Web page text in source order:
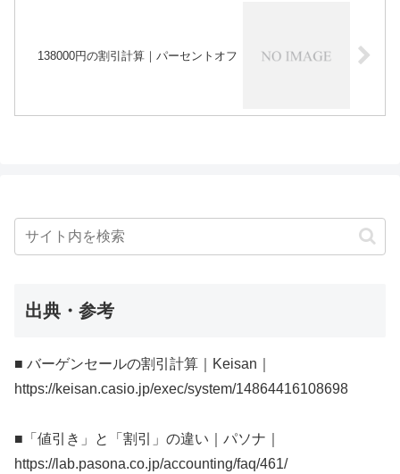
138000円の割引計算｜パーセントオフ
出典・参考
■ バーゲンセールの割引計算｜Keisan｜
https://keisan.casio.jp/exec/system/14864416108698
■「値引き」と「割引」の違い｜パソナ｜
https://lab.pasona.co.jp/accounting/faq/461/